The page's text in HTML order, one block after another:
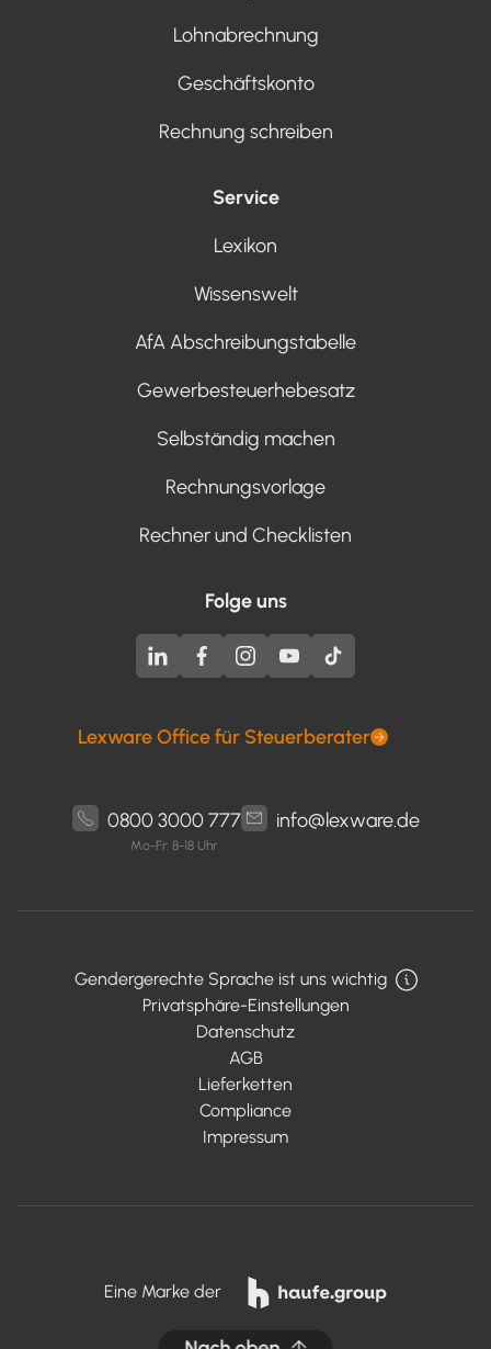
Lohnabrechnung
Geschäftskonto
Rechnung schreiben
Service
Lexikon
Wissenswelt
AfA Abschreibungstabelle
Gewerbesteuerhebesatz
Selbständig machen
Rechnungsvorlage
Rechner und Checklisten
Folge uns
Lexware Office für Steuerberater
0800 3000 777
Mo-Fr: 8-18 Uhr
info@lexware.de
Privatsphäre-Einstellungen
Datenschutz
AGB
Lieferketten
Compliance
Impressum
Gendergerechte Sprache ist uns wichtig
Eine Marke der